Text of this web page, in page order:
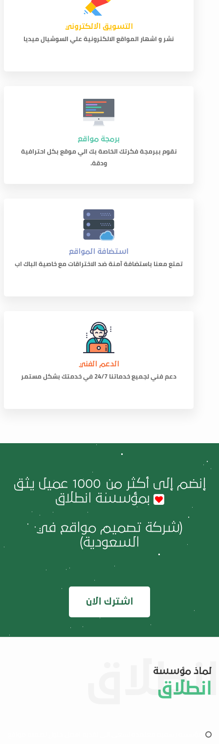
التسويق الالكتروني
نشر و اشهار المواقع الالكترونية علي السوشيال ميديا
برمجة مواقع
نقوم ببرمجة فكرتك الخاصة بك الي موقع بكل احترافية
ودقة.
استضافة المواقع
تمتع معنا باستضافة آمنة ضد الاختراقات مع خاصية الباك اب
الدعم الفني
دعم فني لجميع خدماتنا 24/7 في خدمتك بشكل مستمر
إنضم إلى أكثر من 1000 عميل يثق
بمؤسسة انطلاق
(شركة تصميم مواقع في
السعودية)
اشترك الان
لماذ مؤسسة
انطلاق